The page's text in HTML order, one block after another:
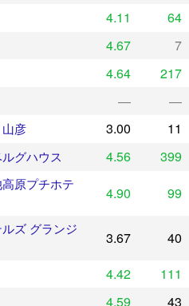
4.11 64
4.67 7
4.64 217
― ―
彦 3.00 11
グハウス 4.56 399
原プチホテ
4.90 99
ズ グランジ
3.67 40
4.42 111
4.59 43